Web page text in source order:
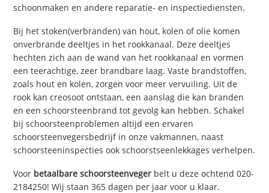
schoonmaken en andere reparatie- en inspectiediensten.
Bij het stoken(verbranden) van hout, kolen of olie komen
onverbrande deeltjes in het rookkanaal. Deze deeltjes
hechten zich aan de wand van het rookkanaal en vormen
een teerachtige, zeer brandbare laag. Vaste brandstoffen,
zoals hout en kolen, zorgen voor meer vervuiling. Uit de
rook kan creosoot ontstaan, een aanslag die kan branden
en een schoorsteenbrand tot gevolg kan hebben. Schakel
bij schoorsteenproblemen altijd een ervaren
schoorsteenvegersbedrijf in onze vakmannen, naast
schoorsteeninspecties ook schoorstseenlekkages verhelpen.
Voor betaalbare schoorsteenveger belt u deze ochtend 020-
2184250! Wij staan 365 dagen per jaar voor u klaar.